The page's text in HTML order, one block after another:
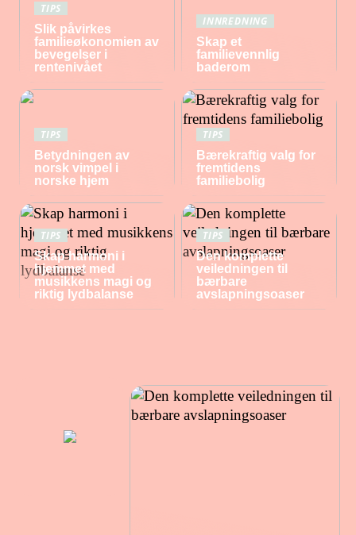
TIPS
Slik påvirkes
familieøkonomien av
bevegelser i
rentenivået
INNREDNING
Skap et
familievennlig
baderom
TIPS
Betydningen av
norsk vimpel i
norske hjem
TIPS
Bærekraftig valg for
fremtidens
familiebolig
TIPS
Skap harmoni i
hjemmet med
musikkens magi og
riktig lydbalanse
TIPS
Den komplette
veiledningen til
bærbare
avslapningsoaser